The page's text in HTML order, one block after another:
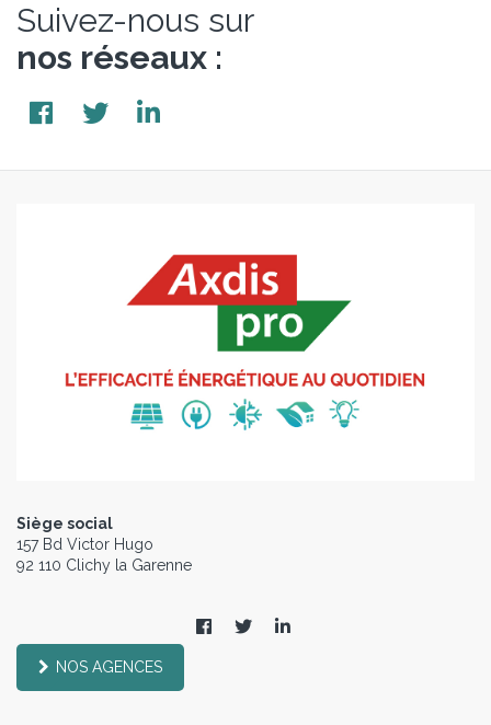
Suivez-nous sur
nos réseaux :
Siège social
157 Bd Victor Hugo
92 110 Clichy la Garenne
NOS AGENCES